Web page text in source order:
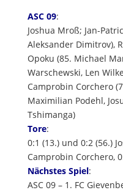
ASC 09:
Joshua Mroß; Jan-
Aleksander Dimitrov),
Opoku (85. Michael
Warschewski, Len
Camprobin Corchero
Maximilian Podehl,
Tshimanga)
Tore:
0:1 (13.) und 0:2 (56.)
Camprobin Corchero,
Nächstes Spiel:
ASC 09 – 1. FC